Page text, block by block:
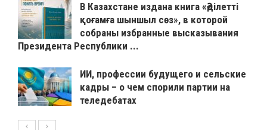
В Казахстане издана книга «Әділетті
қоғамға шыншыл сөз», в которой
собраны избранные высказывания
Президента Республики ...
ИИ, профессии будущего и сельские
кадры – о чем спорили партии на
теледебатах